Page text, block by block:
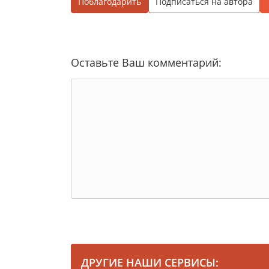
Оставьте Ваш комментарий:
ДРУГИЕ НАШИ СЕРВИСЫ: